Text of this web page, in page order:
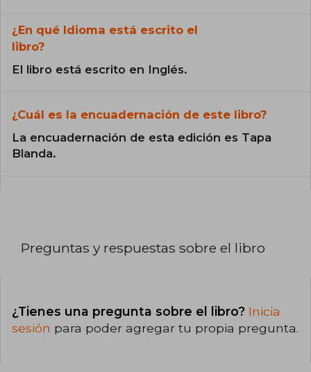
¿En qué Idioma está escrito el
libro?
El libro está escrito en Inglés.
¿Cuál es la encuadernación de este libro?
La encuadernación de esta edición es Tapa
Blanda.
Preguntas y respuestas sobre el libro
¿Tienes una pregunta sobre el libro? Inicia
sesión para poder agregar tu propia pregunta.